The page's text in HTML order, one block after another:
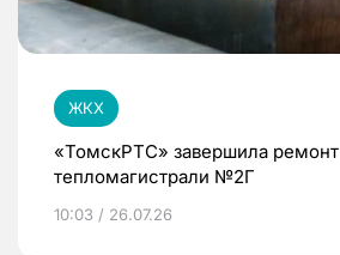
ЖКХ
«ТомскРТС» завершила ремонт
тепломагистрали №2Г
10:03 / 26.07.26